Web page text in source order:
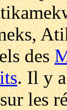
des
. Il y
les